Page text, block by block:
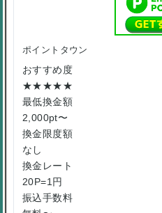
ポイントタウン
おすすめ度
★★★★★
最低換金額
2,000pt〜
換金限度額
なし
換金レート
20P=1円
振込手数料